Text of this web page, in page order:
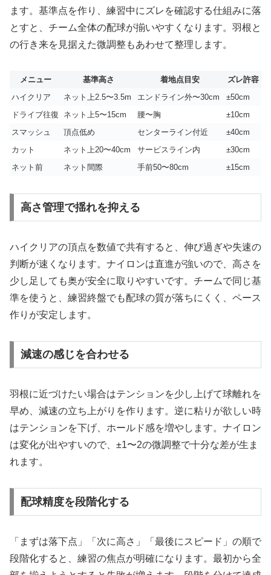
ます。基準点を作り、練習中にズレを確認する仕組みに落
とすと、チーム全体の配球が揃いやすくなります。羽根と
の行き来を見据えた微調整もあわせて整理します。
メニュー 基準高さ 着地点目安
ズレ許容
ハイクリア
ネット上2.5〜3.5m エンドライン外〜30cm
±50cm
ドライブ往復
ネット上5〜15cm 腰〜胸
±10cm
スマッシュ
頂点低め センターライン付近
±40cm
カット
ネット上20〜40cm サービスライン内
±30cm
ネット前
ネット間際 手前50〜80cm ±15cm
高さ管理で揺れを抑える
ハイクリアの頂点を数値で共有すると、伸び過ぎや失速の
判断が速くなります。ナイロンは直進が強いので、高さを
少し足しても奥が安全に取りやすいです。チームで同じ基
準を使うと、練習終盤でも配球の質が落ちにくく、ペース
作りが安定します。
減速の感じを合わせる
羽根に近づけたい場合はテンションを少し上げて球離れを
早め、減速の立ち上がりを作ります。逆に粘りが欲しい時
はテンションを下げ、ホールド感を増やします。ナイロン
は変化が出やすいので、±1〜2の微調整で十分な差が生ま
れます。
配球精度を段階化する
「まずは落下点」「次に高さ」「最後にスピード」の順で
段階化すると、練習の焦点が明確になります。最初から全